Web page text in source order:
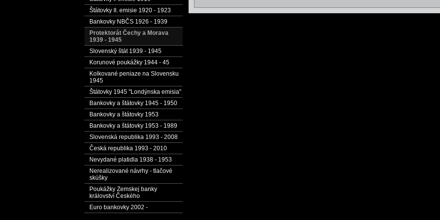
Štátovky II. emisie 1920 - 1923
Bankovky NBČS 1926 - 1939
Protektorát Čechy a Morava
1939 - 1945
Slovenský štát 1939 - 1945
Korunové poukážky 1944 - 45
Kolkované peniaze na Slovensku
1945
Štátovky 1945 "Londýnska emisia"
Bankovky a štátovky 1945 - 1950
Bankovky a štátovky 1953
Bankovky a štátovky 1953 - 1989
Slovenská republika 1993 - 2008
Česká republika 1993 - 2010
Nevydané platidla 1938 - 1953
Nerealizované návrhy - tlačové
skúšky
Poukážky Zemskej banky
království Českého
Euro bankovky 2002 -